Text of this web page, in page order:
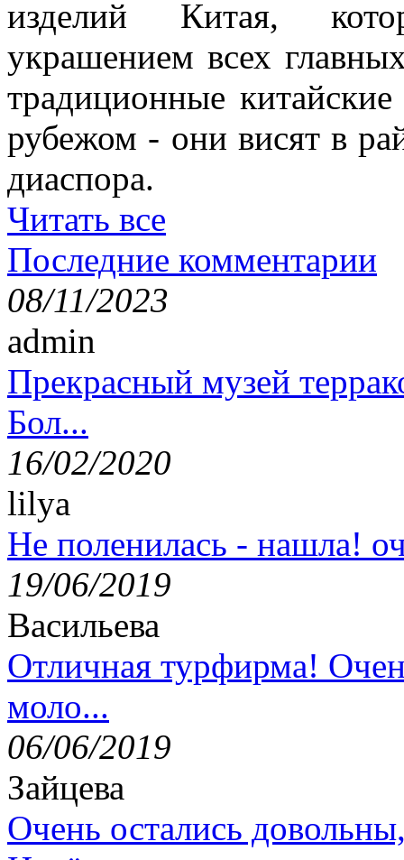
изделий Китая,
украшением всех
традиционные
рубежом - они висят в
диаспора.
Читать все
Последние комментарии
08/11/2023
admin
Прекрасный музей
Бол...
16/02/2020
lilya
Не поленилась - нашла!
19/06/2019
Васильева
Отличная турфирма!
моло...
06/06/2019
Зайцева
Очень остались